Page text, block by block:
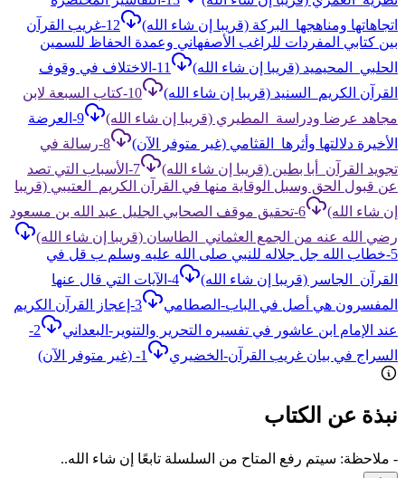
اتجاهاتها ومناهجها_البركة (قريبا إن شاء الله)
12-غريب القرآن
بين كتابي المفردات للراغب الأصفهاني وعمدة الحفاظ للسمين
الحلبي_المحيميد (قريبا إن شاء الله)
11-الاختلاف في وقوف
القرآن الكريم_السنيد (قريبا إن شاء الله)
10-كتاب السبعة لابن
مجاهد عرضا ودراسة_المطيري (قريبا إن شاء الله)
9-العرضة
الأخيرة دلالتها وأثرها_القثامي (غير متوفر الآن)
8-رسالة في
تجويد القرآن_أبا بطين (قريبا إن شاء الله)
7-الأسباب التي تصد
عن قبول الحق وسبل الوقاية منها في القرآن الكريم_العتيبي (قريبا
إن شاء الله)
6-تحقيق موقف الصحابي الجليل عبد الله بن مسعود
رضي الله عنه من الجمع العثماني_الطاسان (قريبا إن شاء الله)
5-خطاب الله جل جلاله للنبي صلى الله عليه وسلم ب قل في
القرآن_الجاسر (قريبا إن شاء الله)
4-الآيات التي قال عنها
المفسرون هي أصل في الباب-الصطامي
3-إعجاز القرآن الكريم
عند الإمام ابن عاشور في تفسيره التحرير والتنوير-البعداني
2-
السراج في بيان غريب القرآن-الخضيري
1- (غير متوفر الآن)
نبذة عن الكتاب
- ملاحظة: سيتم رفع المتاح من السلسلة تابعًا إن شاء الله..